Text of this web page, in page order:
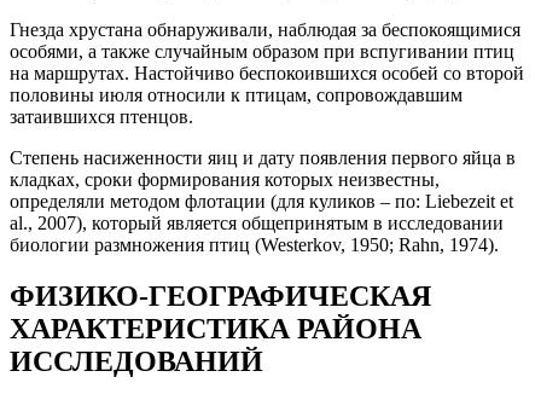
Гнезда хрустана обнаруживали, наблюдая за беспокоящимися
особями, а также случайным образом при вспугивании птиц
на маршрутах. Настойчиво беспокоившихся особей со второй
половины июля относили к птицам, сопровождавшим
затаившихся птенцов.
Степень насиженности яиц и дату появления первого яйца в
кладках, сроки формирования которых неизвестны,
определяли методом флотации (для куликов – по: Liebezeit et
al., 2007), который является общепринятым в исследовании
биологии размножения птиц (Westerkov, 1950; Rahn, 1974).
ФИЗИКО-ГЕОГРАФИЧЕСКАЯ
ХАРАКТЕРИСТИКА РАЙОНА
ИССЛЕДОВАНИЙ